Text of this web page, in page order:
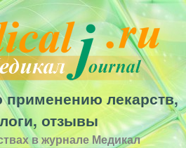
применению лекарств,
отзывы
в журнале Медикал